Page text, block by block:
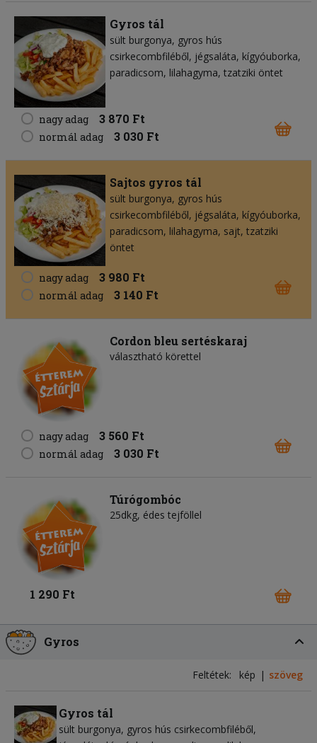
Gyros tál
sült burgonya gyros hús
csirkecombfiléből jégsaláta kígyóuborka
paradicsom lilahagyma tzatziki öntet
nagy adag 3 870 Ft
normál adag 3 030 Ft
Sajtos gyros tál
sült burgonya gyros hús
csirkecombfiléből jégsaláta kígyóuborka
paradicsom lilahagyma sajt tzatziki
öntet
nagy adag 3 980 Ft
normál adag 3 140 Ft
Cordon bleu sertéskaraj
választható körettel
nagy adag 3 560 Ft
normál adag 3 030 Ft
Túrógombóc
25dkg, édes tejföllel
1 290 Ft
Gyros
Feltétek: kép szöveg
Gyros tál
sült burgonya gyros hús csirkecombfiléből